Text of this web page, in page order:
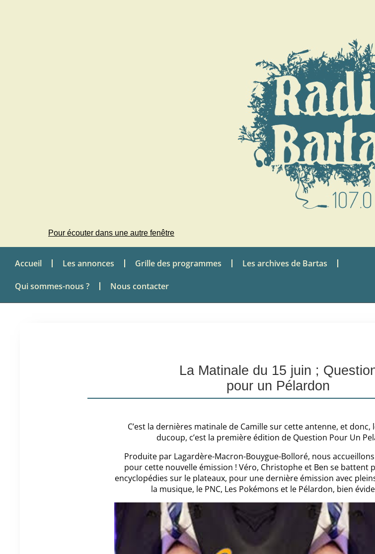
Pour écouter dans une autre fenêtre
Accueil Les annonces Grille des programmes Les archives de Bartas
Qui sommes-nous ? Nous contacter
La Matinale du 15 juin ;
pour un Pélardon
C’est la dernières matinale de Camille sur cette antenne, et
ducoup, c’est la première édition de Question Pour Un
Produite par Lagardère-Macron-Bouygue-Bolloré, nous
pour cette nouvelle émission ! Véro, Christophe et Ben se battent
encyclopédies sur le plateaux, pour une dernière émission avec
la musique, le PNC, Les Pokémons et le Pélardon, bien